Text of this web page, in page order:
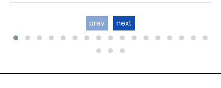
prev next